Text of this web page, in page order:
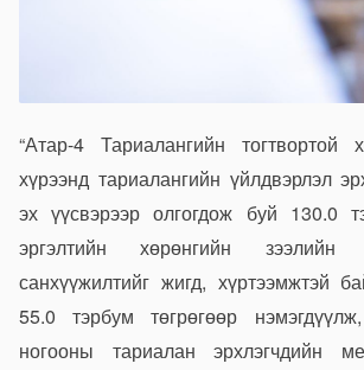
“Атар-4 Тариалангийн тогтвортой
хүрээнд тариалангийн үйлдвэрлэл
эх үүсвэрээр олгогдож буй 130.0
эргэлтийн хөрөнгийн зээлийн
санхүүжилтийг жигд, хүртээмжтэй
55.0 тэрбум төгрөгөөр
ногооны тариалан эрхлэгчдийн